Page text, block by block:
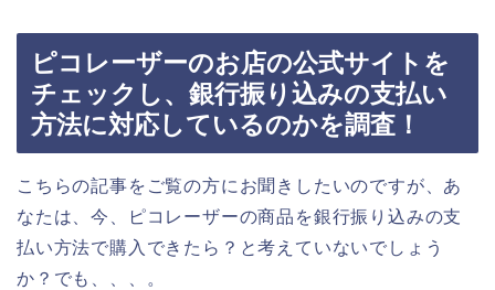
ピコレーザーのお店の公式サイトを
チェックし、銀行振り込みの支払い
方法に対応しているのかを調査！
こちらの記事をご覧の方にお聞きしたいのですが、あ
なたは、今、ピコレーザーの商品を銀行振り込みの支
払い方法で購入できたら？と考えていないでしょう
か？でも、、、。